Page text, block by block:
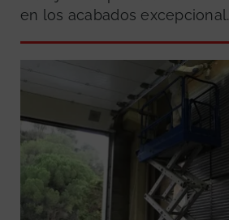
en los acabados excepcional.